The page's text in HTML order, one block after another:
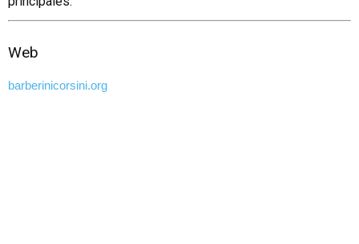
Web
barberinicorsini.org